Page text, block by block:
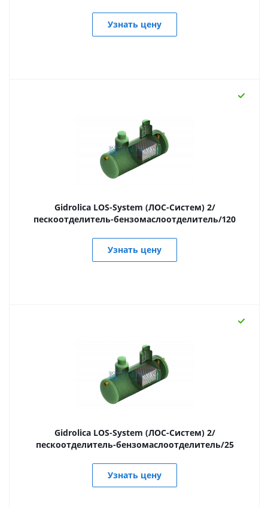
Узнать цену
Gidrolica LOS-System (ЛОС-Систем) 2/
пескоотделитель-бензомаслоотделитель/120
Узнать цену
Gidrolica LOS-System (ЛОС-Систем) 2/
пескоотделитель-бензомаслоотделитель/25
Узнать цену